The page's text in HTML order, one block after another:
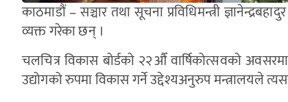
काठमाडौं – सञ्चार तथा सूचना प्रविधिमन्त्री
व्यक्त गरेका छन् ।
चलचित्र विकास बोर्डको २२औँ वार्षिकोत्सवको
उद्योगको रुपमा विकास गर्ने उद्देश्यअनुरुप मन्त्रालयले